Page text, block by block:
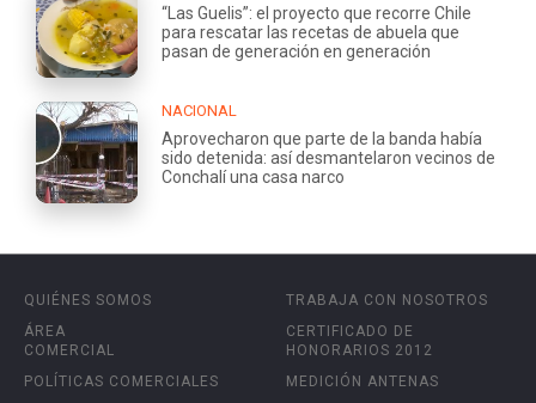
“Las Guelis”: el proyecto que recorre Chile
para rescatar las recetas de abuela que
pasan de generación en generación
NACIONAL
Aprovecharon que parte de la banda había
sido detenida: así desmantelaron vecinos de
Conchalí una casa narco
QUIÉNES SOMOS
ÁREA
COMERCIAL
POLÍTICAS COMERCIALES
TRABAJA CON NOSOTROS
CERTIFICADO DE
HONORARIOS 2012
MEDICIÓN ANTENAS